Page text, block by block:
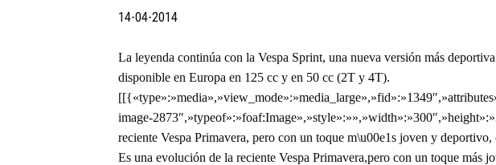
14-04-2014
La leyenda continúa con la Vespa Sprint, una nueva versión más
disponible en Europa en 125 cc y en 50 cc (2T y 4T).
image-
reciente Vespa Primavera, pero con un toque m\u00e1s joven y
Es una evolución de la reciente Vespa Primavera,pero con un toque más